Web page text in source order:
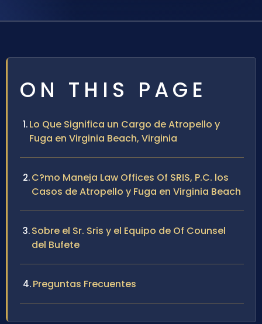
ON THIS PAGE
Lo Que Significa un Cargo de Atropello y
Fuga en Virginia Beach, Virginia
C?mo Maneja Law Offices Of SRIS, P.C. los
Casos de Atropello y Fuga en Virginia Beach
Sobre el Sr. Sris y el Equipo de Of Counsel
del Bufete
Preguntas Frecuentes